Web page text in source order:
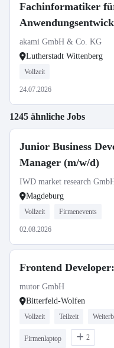
Fachinformatiker
akami GmbH & Co. KG
Lutherstadt Wittenberg
Vollzeit
24.07.2026
1245 ähnliche Jobs
Junior Business
Manager (m/w/d)
IWD market research
Magdeburg
Vollzeit Firmenevents
02.08.2026
Frontend
mutor GmbH
Bitterfeld-Wolfen
Vollzeit Teilzeit
Firmenlaptop 2